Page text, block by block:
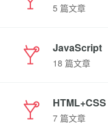
5 篇文章
JavaScript
18 篇文章
HTML+CSS
7 篇文章